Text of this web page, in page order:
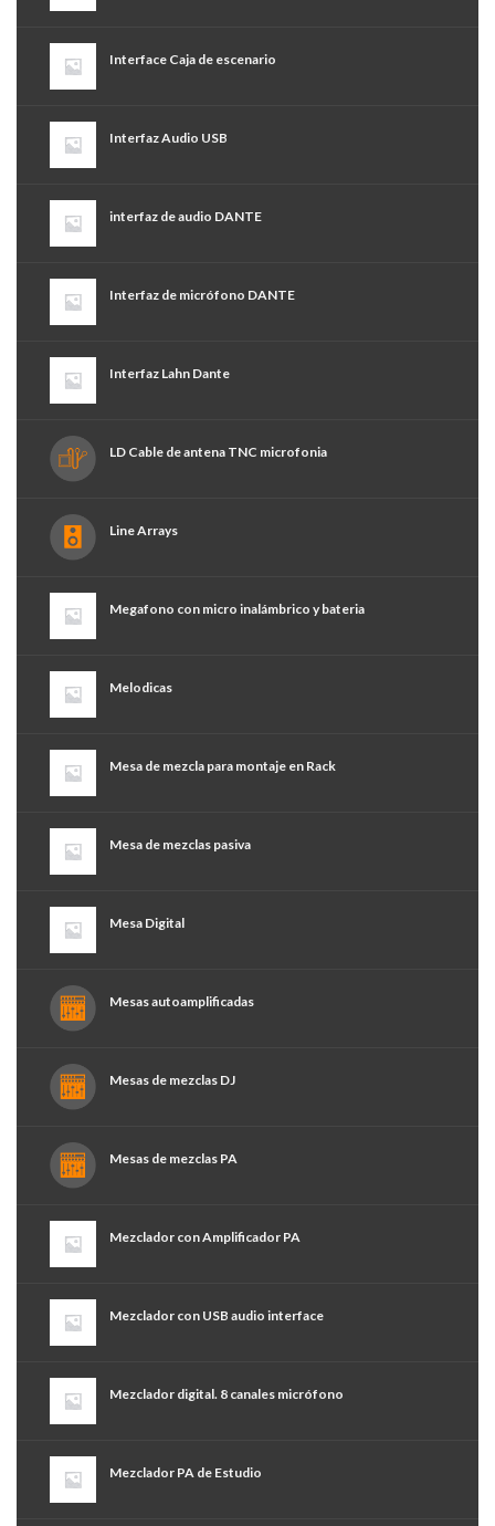
Interface Caja de escenario
Interfaz Audio USB
interfaz de audio DANTE
Interfaz de micrófono DANTE
Interfaz Lahn Dante
LD Cable de antena TNC microfonia
Line Arrays
Megafono con micro inalámbrico y bateria
Melodicas
Mesa de mezcla para montaje en Rack
Mesa de mezclas pasiva
Mesa Digital
Mesas autoamplificadas
Mesas de mezclas DJ
Mesas de mezclas PA
Mezclador con Amplificador PA
Mezclador con USB audio interface
Mezclador digital. 8 canales micrófono
Mezclador PA de Estudio